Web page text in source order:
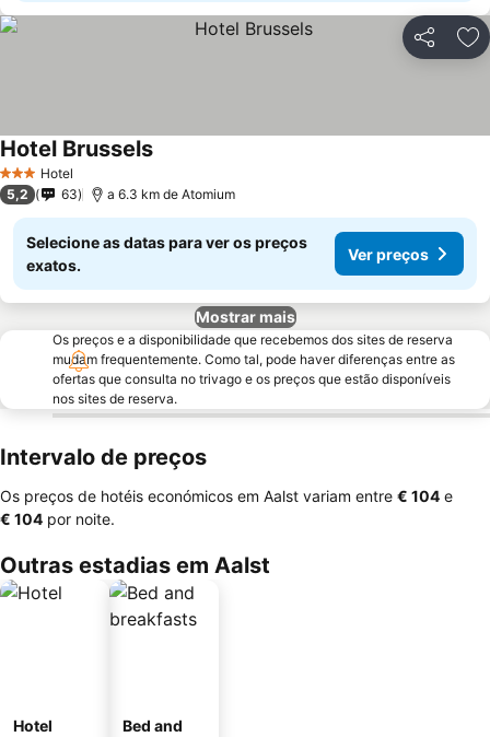
Partilhar
3 EstrelasHotel
Hotel BrusselsVer preços
5,2 63 a 6.3 km de Atomium
Selecione as datas para ver os preços
exatos.
Ver preços
Mostrar mais
Os preços e a disponibilidade que recebemos dos sites de reserva
mudam frequentemente. Como tal, pode haver diferenças entre as
ofertas que consulta no trivago e os preços que estão disponíveis
nos sites de reserva.
Intervalo de preços
Os preços de hotéis económicos em Aalst variam entre ‎€ 104 e
‎€ 104 por noite.
Outras estadias em Aalst
Hotel
Bed and